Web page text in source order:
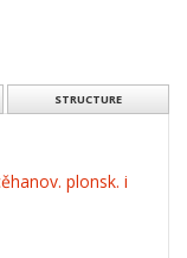
STRUCTURE
plonsk. i